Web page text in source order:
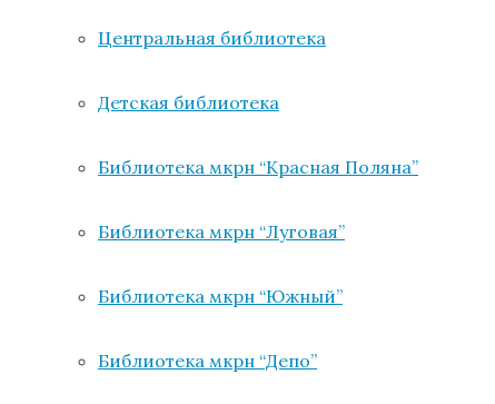
Центральная библиотека
Детская библиотека
Библиотека мкрн “Красная Поляна”
Библиотека мкрн “Луговая”
Библиотека мкрн “Южный”
Библиотека мкрн “Депо”